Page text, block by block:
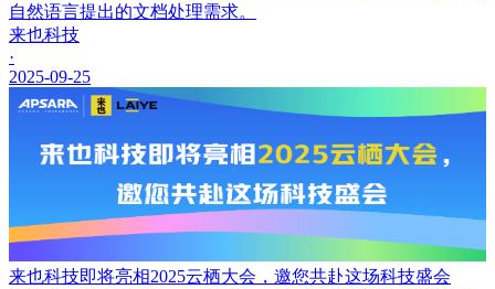
自然语言提出的文档处理需求。
来也科技
·
2025-09-25
来也科技即将亮相2025云栖大会，邀您共赴这场科技盛会